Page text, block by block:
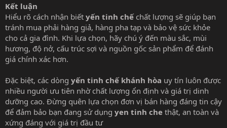
Kết luận
Hiểu rõ cách nhận biết yến tinh chếchất lượng sẽ giúp bạn
tránh mua phải hàng giả, hàng pha tạp và bảo vệ sức khỏe
cho cả gia đình. Khi lựa chọn, hãy chú ý đến màu sắc, mùi
hương, độ nở, cấu trúc sợi và nguồn gốc sản phẩm để đánh
giá chính xác hơn.
Đặc biệt, các dòng yến tinh chế khánh hòa uy tín luôn được
nhiều người ưu tiên nhờ chất lượng ổn định và giá trị dinh
dưỡng cao. Đừng quên lựa chọn đơn vị bán hàng đáng tin cậy
để đảm bảo bạn đang sử dụng yen tinh che thật, an toàn và
xứng đáng với giá trị đầu tư